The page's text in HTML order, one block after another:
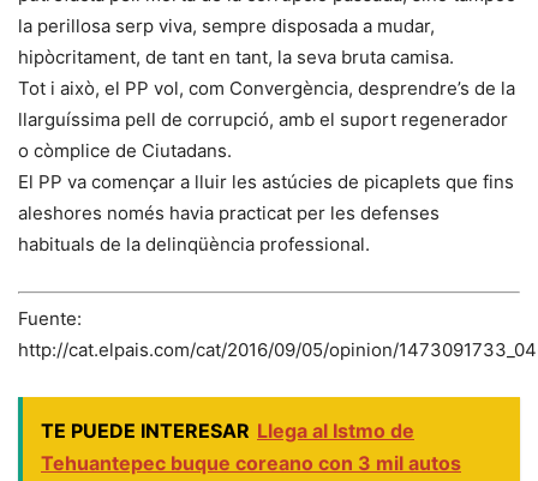
la perillosa serp viva, sempre disposada a mudar,
hipòcritament, de tant en tant, la seva bruta camisa.
Tot i això, el PP vol, com Convergència, desprendre’s de la
llarguíssima pell de corrupció, amb el suport regenerador
o còmplice de Ciutadans.
El PP va començar a lluir les astúcies de picaplets que fins
aleshores només havia practicat per les defenses
habituals de la delinqüència professional.
Fuente:
http://cat.elpais.com/cat/2016/09/05/opinion/
TE PUEDE INTERESAR Llega al Istmo de
Tehuantepec buque coreano con 3 mil autos